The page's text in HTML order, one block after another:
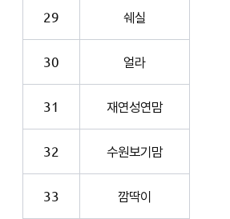
29 쉐실
30 얼라
31 재연성연맘
32 수원보기맘
33 깜딱이